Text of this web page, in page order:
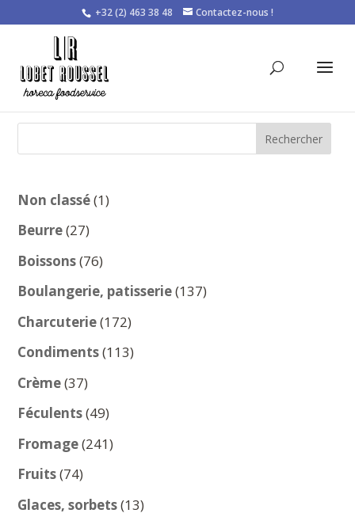
+32 (2) 463 38 48 Contactez-nous !
Rechercher
Non classé 11
Beurre 2727
produits
Boissons 7676
produits
Boulangerie, patisserie 137137
Charcuterie 172172
produits
Condiments 113113
Crème 3737
produits
Féculents 4949
produits
Fromage 241241
Fruits 7474
produits
Glaces, sorbets 1313